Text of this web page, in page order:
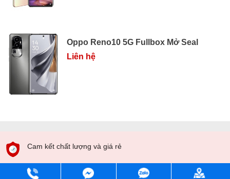
Oppo Reno10 5G Fullbox Mở Seal
Liên hệ
Cam kết chất lượng và giá rẻ
Giao hàng COD toàn quốc